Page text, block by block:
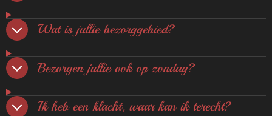
Wat is jullie bezorggebied?
Bezorgen jullie ook op zondag?
Ik heb een klacht, waar kan ik terecht?